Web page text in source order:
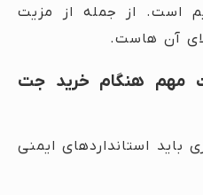
است. از جمله از مزیت
آن هاست.
مهم هنگام خرید جت
استانداردهای ایمنی